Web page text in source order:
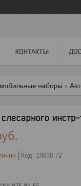
КОНТАКТЫ
наборы
Код: 19030-72